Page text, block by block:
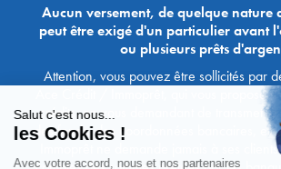
Aucun versement, de quelque nature
peut être exigé d'un particulier avant
ou plusieurs prêts
Attention, vous pouvez être sollicités par
Ace Crédit / Immoprêt, qui vous proposent
crédits, en vous demandant de transmettre
des fonds, des coordonnées bancaires, etc.
Immoprêt ne demande jamais à ses